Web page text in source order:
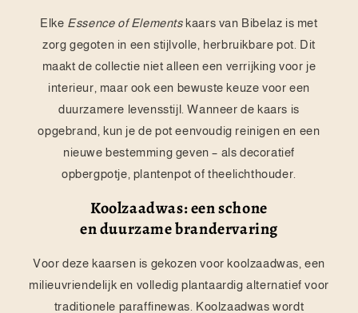
Elke Essence of Elementskaars van Bibelaz is met
zorg gegoten in een stijlvolle, herbruikbare pot. Dit
maakt de collectie niet alleen een verrijking voor je
interieur, maar ook een bewuste keuze voor een
duurzamere levensstijl. Wanneer de kaars is
opgebrand, kun je de pot eenvoudig reinigen en een
nieuwe bestemming geven – als decoratief
opbergpotje, plantenpot of theelichthouder.
Koolzaadwas: een schone
en duurzame brandervaring
Voor deze kaarsen is gekozen voor koolzaadwas, een
milieuvriendelijk en volledig plantaardig alternatief voor
traditionele paraffinewas. Koolzaadwas wordt